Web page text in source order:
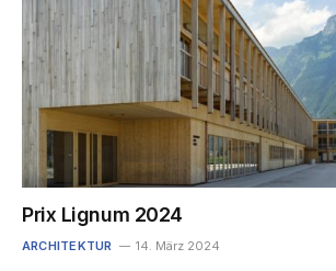
Prix Lignum 2024
ARCHITEKTUR 14. März 2024